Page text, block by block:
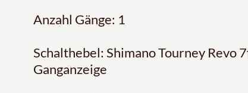
Anzahl Gänge: 1
Schalthebel: Shimano Tourney
Ganganzeige